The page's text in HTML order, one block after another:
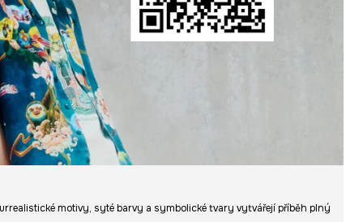
motivy, syté barvy a symbolické tvary vytvářejí příběh plný